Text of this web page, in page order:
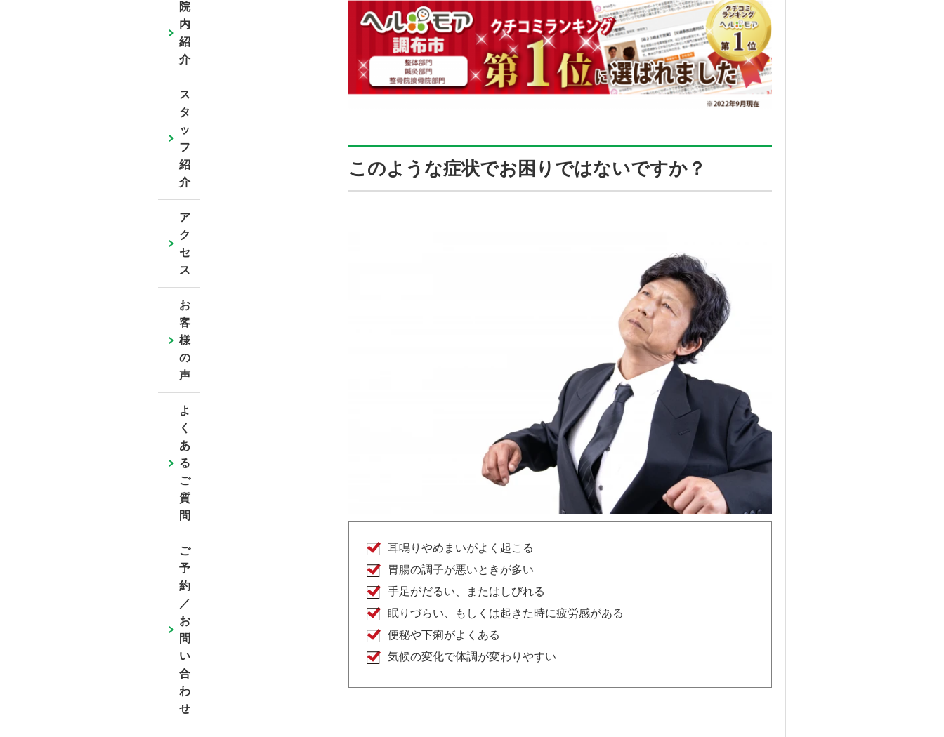
このような症状でお困りではないですか？
耳鳴りやめまいがよく起こる
胃腸の調子が悪いときが多い
手足がだるい、またはしびれる
眠りづらい、もしくは起きた時に疲労感がある
便秘や下痢がよくある
気候の変化で体調が変わりやすい
院
内
紹
介
ス
タ
ッ
フ
紹
介
ア
ク
セ
ス
お
客
様
の
声
よ
く
あ
る
ご
質
問
ご
予
約
／
お
問
い
合
わ
せ